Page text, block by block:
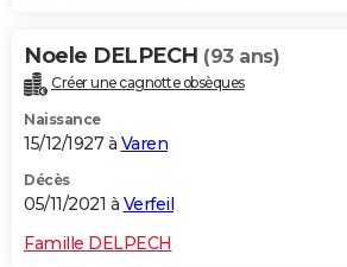
Noele DELPECH (93 ans)
Créer une cagnotte obsèques
Naissance
15/12/1927 à Varen
Décès
05/11/2021 à Verfeil
Famille DELPECH